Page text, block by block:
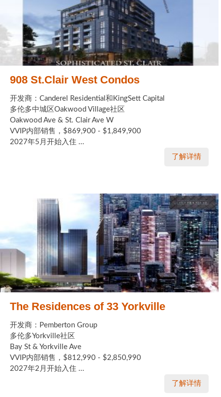
908 St.Clair West Condos
开发商：Canderel Residential和KingSett Capital
多伦多中城区Oakwood Village社区
Oakwood Ave & St. Clair Ave W
VVIP内部销售，$869,900 - $1,849,900
2027年5月开始入住 ...
了解详情
The Residences of 33 Yorkville
开发商：Pemberton Group
多伦多Yorkville社区
Bay St & Yorkville Ave
VVIP内部销售，$812,990 - $2,850,990
2027年2月开始入住 ...
了解详情